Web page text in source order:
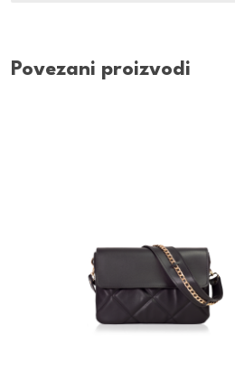
Povezani proizvodi